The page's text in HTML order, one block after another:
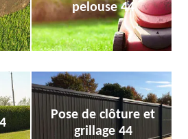
pelouse 44
Pose de clôture et
grillage 44